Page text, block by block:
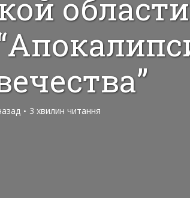
области
3 хвилин читання